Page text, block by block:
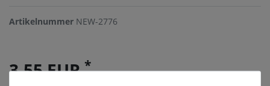
Artikelnummer NEW-2776
3,55 EUR*